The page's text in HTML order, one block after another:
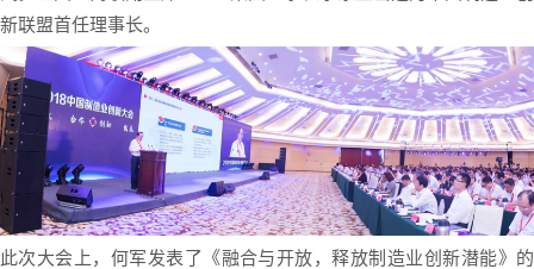
新联盟首任理事长。
此次大会上，何军发表了《融合与开放，释放制造业创新潜能》的